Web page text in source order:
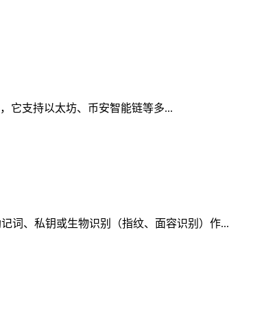
它支持以太坊、币安智能链等多...
词、私钥或生物识别（指纹、面容识别）作...